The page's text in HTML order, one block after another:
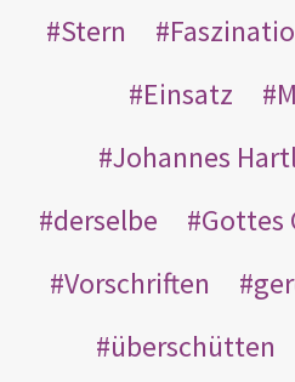
Stern
Einsatz
Johannes
derselbe
Gottes
Vorschriften
überschütten